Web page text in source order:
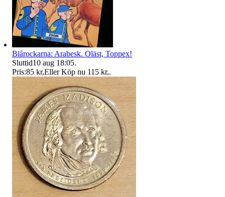
Blårockarna: Arabesk. Oläst, Toppex!
Sluttid10 aug 18:05.
Pris:85 kr,Eller Köp nu 115 kr,.